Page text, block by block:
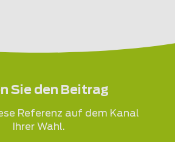
Sie den Beitrag
Referenz auf dem Kanal
Ihrer Wahl.